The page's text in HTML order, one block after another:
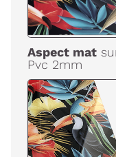
Aspect mat
Pvc 2mm